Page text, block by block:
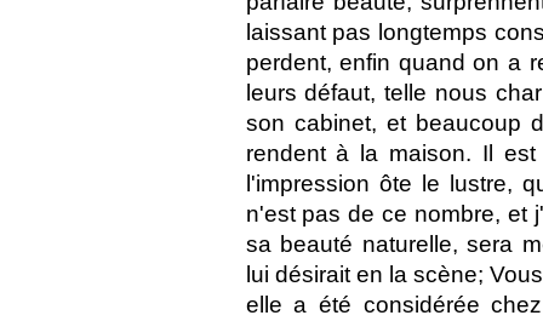
laissant pas longtemps
perdent, enfin quand on a
leurs défaut, telle nous
son cabinet, et beaucoup
rendent à la maison. Il
l'impression ôte le lustre,
n'est pas de ce nombre, et
sa beauté naturelle, sera
lui désirait en la scène;
elle a été considérée